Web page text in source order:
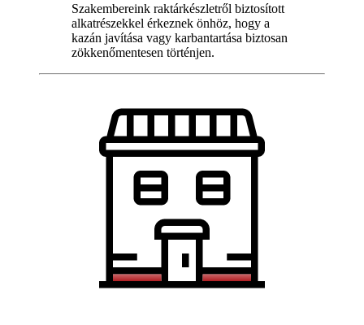
Szakembereink raktárkészletről biztosított
alkatrészekkel érkeznek önhöz, hogy a
kazán javítása vagy karbantartása biztosan
zökkenőmentesen történjen.